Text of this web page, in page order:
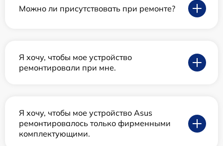
Можно ли присутствовать при ремонте?
Я хочу, чтобы мое устройство
ремонтировали при мне.
Я хочу, чтобы мое устройство Asus
ремонтировалось только фирменными
комплектующими.